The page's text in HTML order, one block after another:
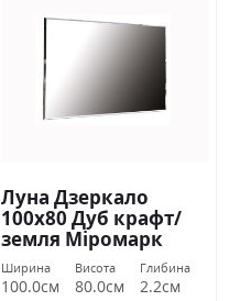
Луна Дзеркало
100х80 Дуб крафт/
земля Міромарк
Ширина
100.0см
Висота
80.0см
Глибина
2.2см